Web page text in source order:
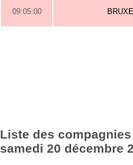
09:05:00
Liste des
samedi 20 décembre